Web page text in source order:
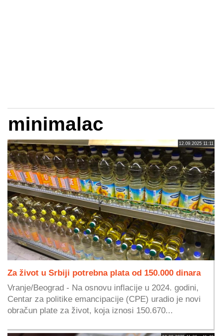
minimalac
12.09.2025 11:11
Za život u Srbiji potrebna plata od 150.000 dinara
Vranje/Beograd - Na osnovu inflacije u 2024. godini,
Centar za politike emancipacije (CPE) uradio je novi
obračun plate za život, koja iznosi 150.670...